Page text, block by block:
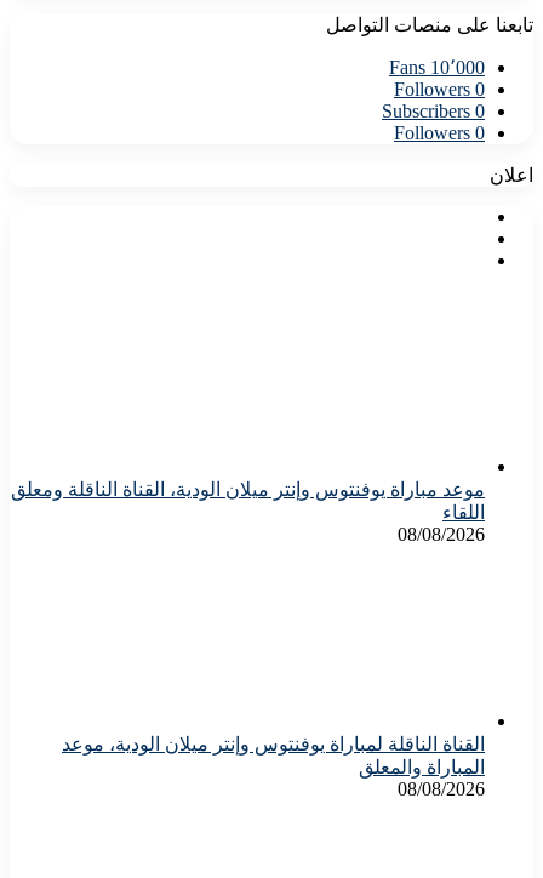
تابعنا على منصات التواصل
10٬000 Fans
0
Followers
0
Subscribers
0
Followers
اعلان
موعد مباراة يوفنتوس وإنتر ميلان الودية، القناة الناقلة ومعلق
اللقاء
08/08/2026
القناة الناقلة لمباراة يوفنتوس وإنتر ميلان الودية، موعد
المباراة والمعلق
08/08/2026